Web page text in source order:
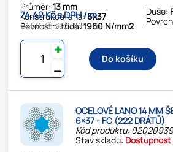
Průměr:13 mm
Konstrukce lana:6x37
Pevnostní třída:1960 N/mm2
Duše:
74.42 Kč s DPH / m
61.50 Kč bez DPH / m
⚊
✚
Do košíku
OCELOVÉ LANO 14 MM
6×37 - FC (222 DRÁTŮ)
Kód produktu:
Stav skladu: